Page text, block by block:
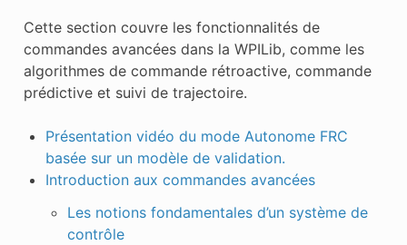
Cette section couvre les fonctionnalités de
commandes avancées dans la WPILib, comme les
algorithmes de commande rétroactive, commande
prédictive et suivi de trajectoire.
Présentation vidéo du mode Autonome FRC
basée sur un modèle de validation.
Introduction aux commandes avancées
Les notions fondamentales d’un système de
contrôle